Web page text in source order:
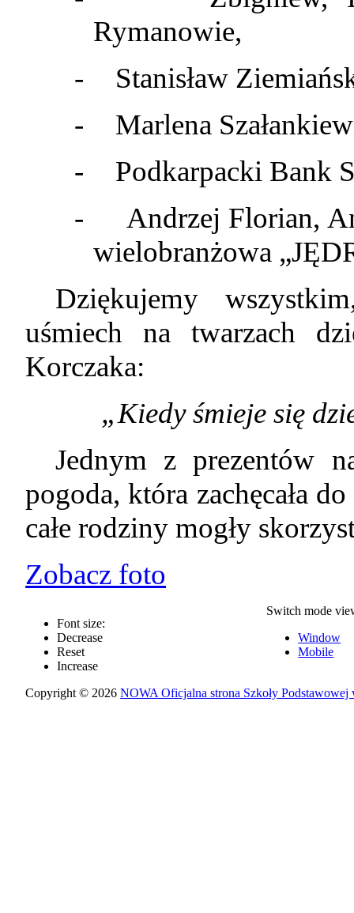
Rymanowie,
-
Stanisław
-
Marlena
-
Podkarpacki Bank
-
Andrzej Florian,
wielobranżowa
Dziękujemy
uśmiech na twarzach
Korczaka:
„Kiedy śmieje się
Jednym z prezentów
pogoda, która zachęcała
całe rodziny mogły
Zobacz foto
Font size:
Decrease
Reset
Increase
Switch mode
Window
Mobile
Copyright © 2026NOWA Oficjalna strona Szkoły